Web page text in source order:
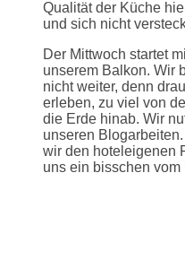
Qualität der Küche
und sich nicht
Der Mittwoch startet
unserem Balkon. Wir
nicht weiter, denn
erleben, zu viel von
die Erde hinab. Wir
unseren
wir den hoteleigenen
uns ein bisschen